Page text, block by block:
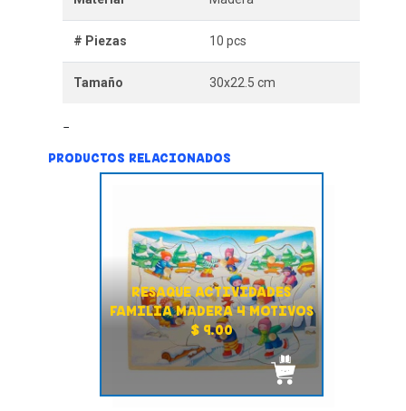
# Piezas 10 pcs
Tamaño 30x22.5 cm
PRODUCTOS RELACIONADOS
RESAQUE ACTIVIDADES
FAMILIA MADERA 4 MOTIVOS
$ 9.00